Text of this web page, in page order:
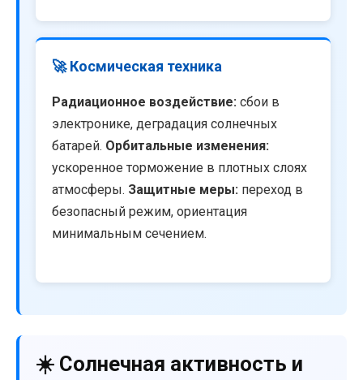
🚀 Космическая техника
Радиационное воздействие: сбои в
электронике, деградация солнечных
батарей. Орбитальные изменения:
ускоренное торможение в плотных слоях
атмосферы. Защитные меры: переход в
безопасный режим, ориентация
минимальным сечением.
☀️ Солнечная активность и